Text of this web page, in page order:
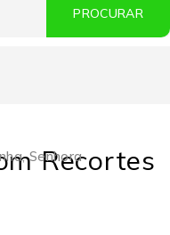
,Senhora
Recortes